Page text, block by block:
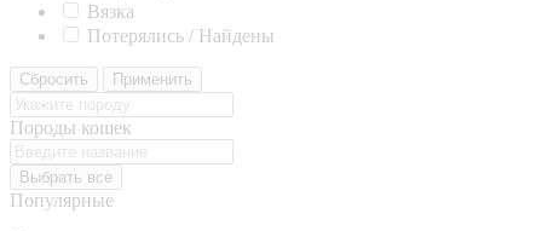
Вязка
Потерялись / Найдены
Сбросить Применить
Породы кошек
Выбрать все
Популярные